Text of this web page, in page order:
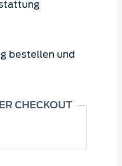
bestellen und
CHECKOUT